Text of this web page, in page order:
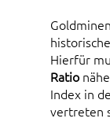
Hierfür
Ratio
Index in
vertreten